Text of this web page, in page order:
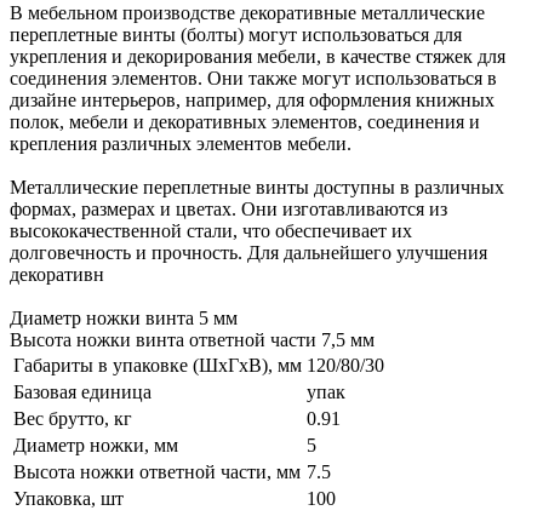
В мебельном производстве декоративные металлические
переплетные винты (болты) могут использоваться для
укрепления и декорирования мебели, в качестве стяжек для
соединения элементов. Они также могут использоваться в
дизайне интерьеров, например, для оформления книжных
полок, мебели и декоративных элементов, соединения и
крепления различных элементов мебели.
Металлические переплетные винты доступны в различных
формах, размерах и цветах. Они изготавливаются из
высококачественной стали, что обеспечивает их
долговечность и прочность. Для дальнейшего улучшения
декоративн
Диаметр ножки винта 5 мм
Высота ножки винта ответной части 7,5 мм
Габариты в упаковке (ШхГхВ), мм 120/80/30
Базовая единица
упак
Вес брутто, кг
0.91
Диаметр ножки, мм
5
Высота ножки ответной части, мм 7.5
Упаковка, шт
100